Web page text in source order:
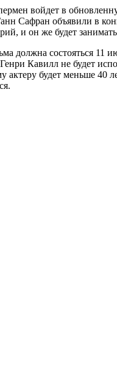
войдет в
Сафран объявили в
и он же будет
должна состояться 11
Кавилл не будет
актеру будет меньше 40